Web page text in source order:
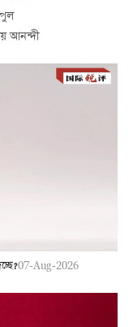
আনন্দী
07-Aug-2026